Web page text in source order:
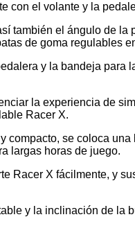
con el volante y la
también el ángulo de
de goma regulables
y la bandeja
la experiencia de
Racer X.
compacto, se coloca
largas horas de juego.
Racer X fácilmente, y
y la inclinación de